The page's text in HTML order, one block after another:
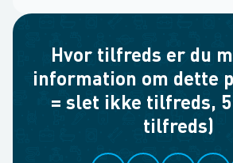
Hvor tilfreds er du
information om dette
= slet ikke tilfreds, 5
tilfreds)